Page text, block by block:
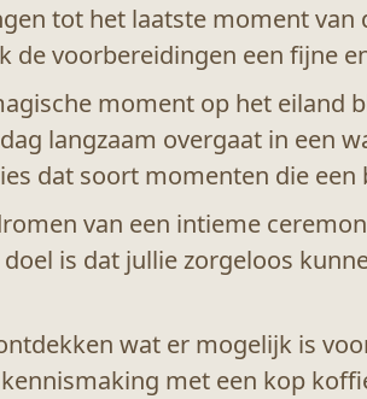
tot het laatste moment
de voorbereidingen een fijne
moment op het eiland
langzaam overgaat in een
dat soort momenten die
van een intieme
is dat jullie zorgeloos
wat er mogelijk is
met een kop